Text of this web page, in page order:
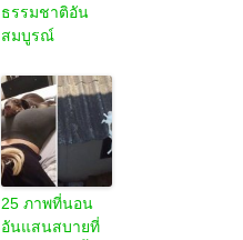
ธรรมชาติอัน
สมบูรณ์
25 ภาพที่นอน
อันแสนสบายที่